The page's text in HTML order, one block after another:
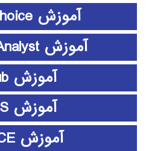
آموزش expert choice
آموزش Frontier Analyst
آموزش github
آموزش HFSS
آموزش HSPICE